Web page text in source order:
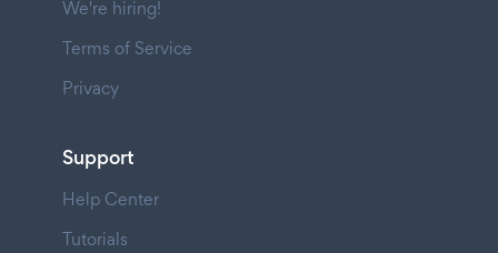
We're hiring!
Terms of Service
Privacy
Support
Help Center
Tutorials